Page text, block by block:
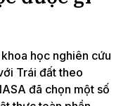
học nghiên cứu
Trái đất theo
đã chọn một số